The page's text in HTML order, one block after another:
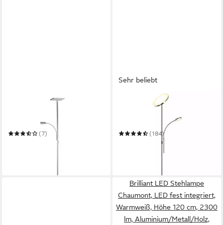
LED Deckenfluter LED
Deckenfluter Stehlampe
eckig
(7)
Sehr beliebt
Stufenlos Dimmbar,
verstellbare Leselampe
(184)
169,99 €
Brilliant LED Stehlampe
Chaumont, LED fest integriert,
Warmweiß, Höhe 120 cm, 2300
lm, Aluminium/Metall/Holz,